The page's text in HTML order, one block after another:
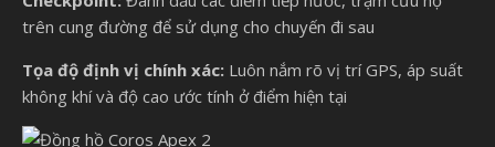
trên cung đường để sử dụng cho chuyến đi sau
Tọa độ định vị chính xác: Luôn nắm rõ vị trí GPS, áp suất
không khí và độ cao ước tính ở điểm hiện tại